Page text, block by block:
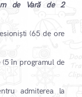
de Vară de 2
(65 de ore
(5 în programul de
admiterea la